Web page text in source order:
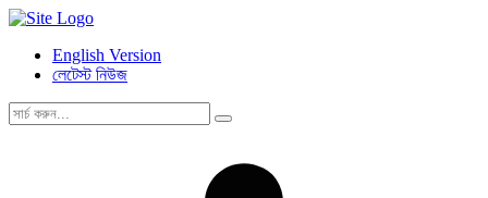
English Version
লেটেস্ট নিউজ